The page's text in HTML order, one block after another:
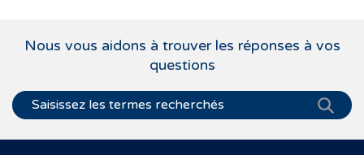
Nous vous aidons à trouver les réponses à vos
questions